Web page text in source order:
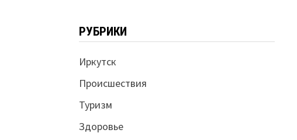
РУБРИКИ
Иркутск
Происшествия
Туризм
Здоровье